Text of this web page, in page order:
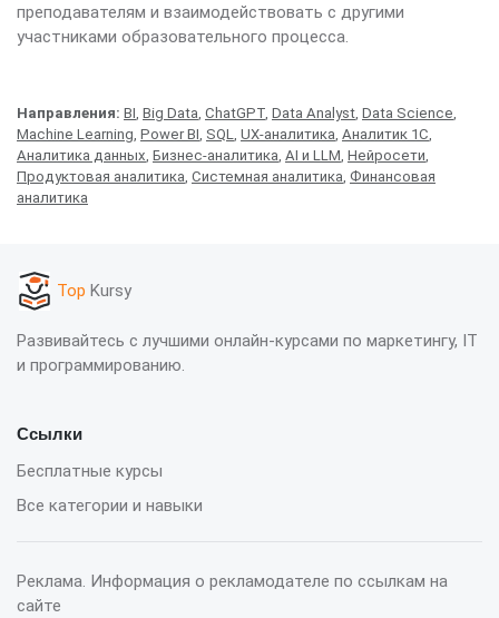
преподавателям и взаимодействовать с другими
участниками образовательного процесса.
Направления: BI Big Data ChatGPT Data Analyst Data Science
Machine Learning Power BI SQL UX-аналитика Аналитик 1С
Аналитика данных Бизнес-аналитика AI и LLM Нейросети
Продуктовая аналитика Системная аналитика Финансовая
аналитика
Top Kursy
Развивайтесь с лучшими онлайн-курсами по маркетингу, IT
и программированию.
Ссылки
Бесплатные курсы
Все категории и навыки
Реклама. Информация о рекламодателе по ссылкам на
сайте